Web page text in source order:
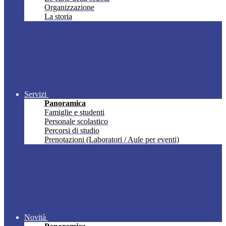
Organizzazione
La storia
Servizi
Panoramica
Famiglie e studenti
Personale scolastico
Percorsi di studio
Prenotazioni (Laboratori / Aule per eventi)
Novità